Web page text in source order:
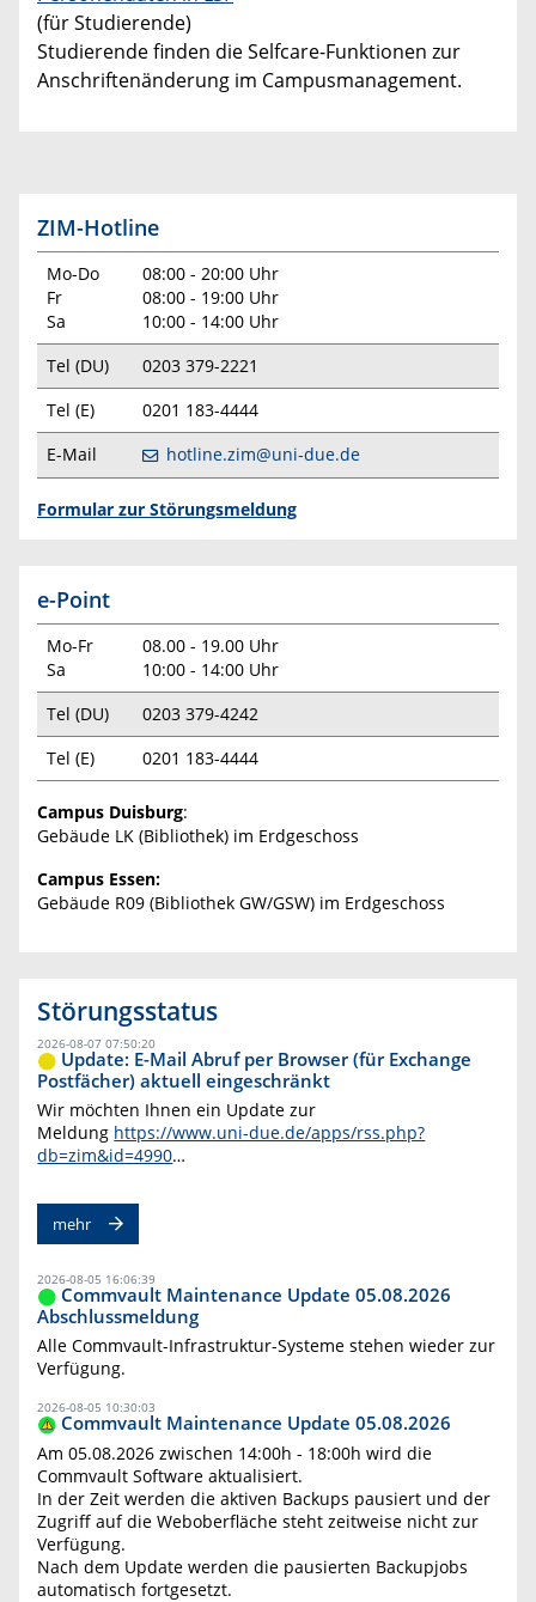
(für Studierende)
Studierende finden die Selfcare-Funktionen zur
Anschriftenänderung im Campusmanagement.
ZIM-Hotline
Mo-Do
Fr
Sa
08:00 - 20:00 Uhr
08:00 - 19:00 Uhr
10:00 - 14:00 Uhr
Tel (DU)
0203 379-2221
Tel (E)
0201 183-4444
E-Mail
hotline.zim@uni-due.de
Formular zur Störungsmeldung
e-Point
Mo-Fr
Sa
08.00 - 19.00 Uhr
10:00 - 14:00 Uhr
Tel (DU)
0203 379-4242
Tel (E)
0201 183-4444
Campus Duisburg:
Gebäude LK (Bibliothek) im Erdgeschoss
Campus Essen:
Gebäude R09 (Bibliothek GW/GSW) im Erdgeschoss
Störungsstatus
2026-08-07 07:50:20
Update: E-Mail Abruf per Browser (für Exchange
Postfächer) aktuell eingeschränkt
Wir möchten Ihnen ein Update zur
Meldung https://www.uni-due.de/apps/rss.php?
db=zim&id=4990…
mehr
2026-08-05 16:06:39
Commvault Maintenance Update 05.08.2026
Abschlussmeldung
Alle Commvault-Infrastruktur-Systeme stehen wieder zur
Verfügung.
2026-08-05 10:30:03
Commvault Maintenance Update 05.08.2026
Am 05.08.2026 zwischen 14:00h - 18:00h wird die
Commvault Software aktualisiert.
In der Zeit werden die aktiven Backups pausiert und der
Zugriff auf die Weboberfläche steht zeitweise nicht zur
Verfügung.
Nach dem Update werden die pausierten Backupjobs
automatisch fortgesetzt.